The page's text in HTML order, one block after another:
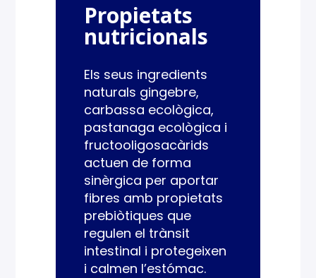
Propietats
nutricionals
Els seus ingredients
naturals gingebre,
carbassa ecològica,
pastanaga ecològica i
fructooligosacàrids
actuen de forma
sinèrgica per aportar
fibres amb propietats
prebiòtiques que
regulen el trànsit
intestinal i protegeixen
i calmen l’estómac.